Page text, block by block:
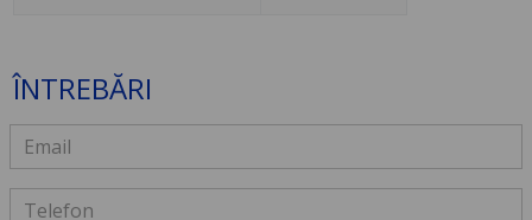
ÎNTREBĂRI